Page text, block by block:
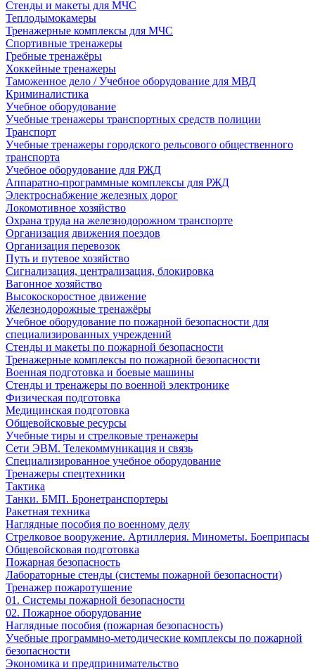
Стенды и макеты для МЧС
Теплодымокамеры
Тренажерные комплексы для МЧС
Спортивные тренажеры
Гребные тренажёры
Хоккейные тренажеры
Таможенное дело / Учебное оборудование для МВД
Криминалистика
Учебное оборудование
Учебные тренажеры транспортных средств полиции
Транспорт
Учебные тренажеры городского рельсового общественного
транспорта
Учебное оборудование для РЖД
Аппаратно-программные комплексы для РЖД
Электроснабжение железных дорог
Локомотивное хозяйство
Охрана труда на железнодорожном транспорте
Организация движения поездов
Организация перевозок
Путь и путевое хозяйство
Сигнализация, централизация, блокировка
Вагонное хозяйство
Высокоскоростное движение
Железнодорожные тренажёры
Учебное оборудование по пожарной безопасности для
специализированных учреждений
Стенды и макеты по пожарной безопасности
Тренажерные комплексы по пожарной безопасности
Военная подготовка и боевые машины
Стенды и тренажеры по военной электронике
Физическая подготовка
Медицинская подготовка
Общевойсковые ресурсы
Учебные тиры и стрелковые тренажеры
Сети ЭВМ. Телекоммуникация и связь
Специализированное учебное оборудование
Тренажеры спецтехники
Тактика
Танки. БМП. Бронетранспортеры
Ракетная техника
Наглядные пособия по военному делу
Стрелковое вооружение. Артиллерия. Минометы. Боеприпасы
Общевойсковая подготовка
Пожарная безопасность
Лабораторные стенды (системы пожарной безопасности)
Тренажер пожаротушение
01. Системы пожарной безопасности
02. Пожарное оборудование
Наглядные пособия (пожарная безопасность)
Учебные программно-методические комплексы по пожарной
безопасности
Экономика и предпринимательство